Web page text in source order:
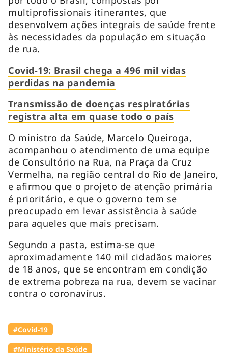
multiprofissionais itinerantes, que
desenvolvem ações integrais de saúde frente
às necessidades da população em situação
de rua.
Covid-19: Brasil chega a 496 mil vidas
perdidas na pandemia
Transmissão de doenças respiratórias
registra alta em quase todo o país
O ministro da Saúde, Marcelo Queiroga,
acompanhou o atendimento de uma equipe
de Consultório na Rua, na Praça da Cruz
Vermelha, na região central do Rio de Janeiro,
e afirmou que o projeto de atenção primária
é prioritário, e que o governo tem se
preocupado em levar assistência à saúde
para aqueles que mais precisam.
Segundo a pasta, estima-se que
aproximadamente 140 mil cidadãos maiores
de 18 anos, que se encontram em condição
de extrema pobreza na rua, devem se vacinar
contra o coronavírus.
#Covid-19
#Ministério da Saúde